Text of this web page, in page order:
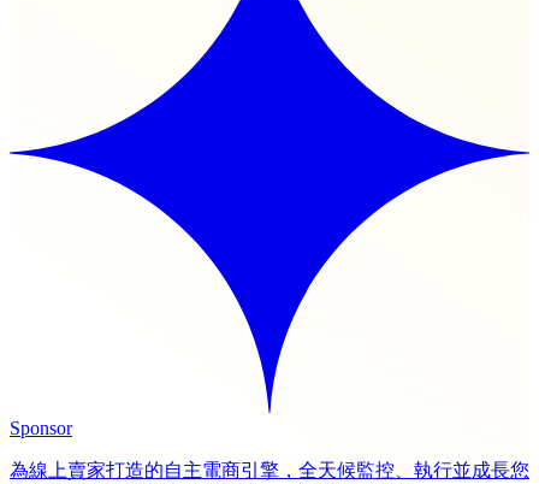
Sponsor
為線上賣家打造的自主電商引擎，全天候監控、執行並成長您